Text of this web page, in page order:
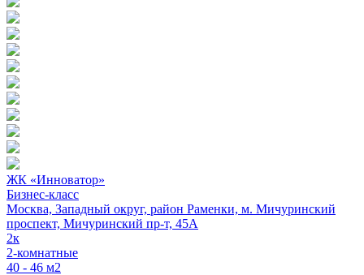
ЖК «Инноватор»
Бизнес-класс
Москва, Западный округ, район Раменки, м. Мичуринский
проспект, Мичуринский пр-т, 45А
2к
2-комнатные
40 - 46 м2